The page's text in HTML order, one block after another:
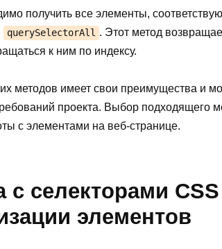
получить все элементы,
querySelectorAll . Этот метод
к ним по индексу.
методов имеет свои преимущества и
проекта. Выбор подходящего
с элементами на веб-странице.
с селекторами
элементов